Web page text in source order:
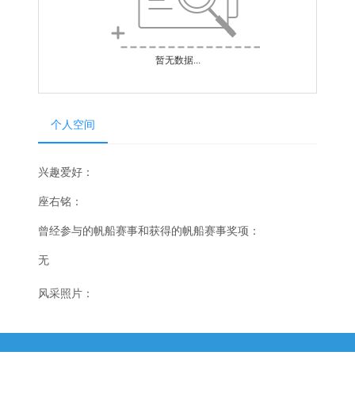
暂无数据...
个人空间
兴趣爱好：
座右铭：
曾经参与的帆船赛事和获得的帆船赛事奖项：
无
风采照片：